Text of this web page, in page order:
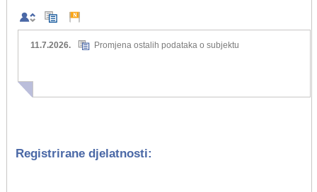
11.7.2026. Promjena ostalih podataka o subjektu
Registrirane djelatnosti: